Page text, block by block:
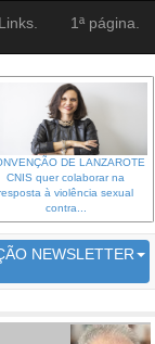
Links. 1ª página.
DE LANZAROTE
CNIS quer colaborar na
à violência sexual
contra...
NEWSLETTER
inscritos